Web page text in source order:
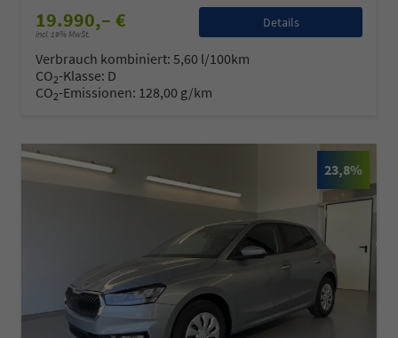
19.990,– €
incl. 19% MwSt.
Details
Verbrauch kombiniert: 5,60 l/100km
CO2-Klasse: D
CO2-Emissionen: 128,00 g/km
23,8%